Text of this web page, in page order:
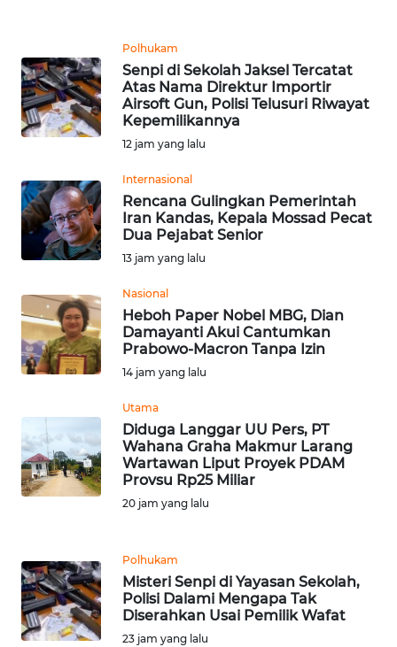
Polhukam
Senpi di Sekolah Jaksel Tercatat
Atas Nama Direktur Importir
Airsoft Gun, Polisi Telusuri Riwayat
Kepemilikannya
12 jam yang lalu
Internasional
Rencana Gulingkan Pemerintah
Iran Kandas, Kepala Mossad Pecat
Dua Pejabat Senior
13 jam yang lalu
Nasional
Heboh Paper Nobel MBG, Dian
Damayanti Akui Cantumkan
Prabowo-Macron Tanpa Izin
14 jam yang lalu
Utama
Diduga Langgar UU Pers, PT
Wahana Graha Makmur Larang
Wartawan Liput Proyek PDAM
Provsu Rp25 Miliar
20 jam yang lalu
Polhukam
Misteri Senpi di Yayasan Sekolah,
Polisi Dalami Mengapa Tak
Diserahkan Usai Pemilik Wafat
23 jam yang lalu
WN
NTB
SULTENG
WN
SULBAR
BABEL
WN
SUMBAR
WN
SUMSEL
LAMPUNG
WN
JATENG